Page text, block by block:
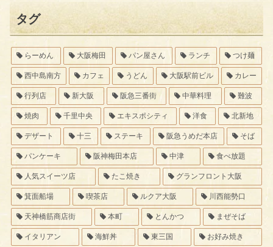
タグ
らーめん 大阪梅田 パン屋さん ランチ つけ麺
西中島南方 カフェ うどん 大阪駅前ビル カレー
行列店 新大阪 阪急三番街 中華料理 難波
焼肉 千里中央 エキスポシティ 洋食 北新地
デザート 十三 ステーキ 阪急うめだ本店 そば
パンケーキ 阪神梅田本店 中津 食べ放題
人気スイーツ店 たこ焼き グランフロント大阪
箕面船場 喫茶店 ルクア大阪 川西能勢口
天神橋筋商店街 本町 とんかつ まぜそば
イタリアン 海鮮丼 東三国 お好み焼き